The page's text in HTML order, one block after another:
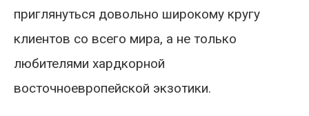
приглянуться довольно широкому кругу
клиентов со всего мира, а не только
любителями хардкорной
восточноевропейской экзотики.